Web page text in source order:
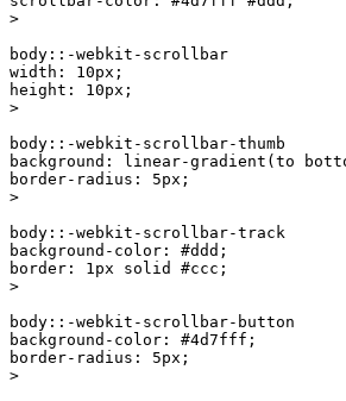
>
body::-webkit-scrollbar
width : 10px ;
height : 10px ;
>
body::-webkit-scrollbar-thumb
background : linear-gradient ( to
border-radius : 5px ;
>
body::-webkit-scrollbar-track
background-color : #ddd ;
border : 1px solid #ccc ;
>
body::-webkit-scrollbar-button
background-color : #4d7fff ;
border-radius : 5px ;
>